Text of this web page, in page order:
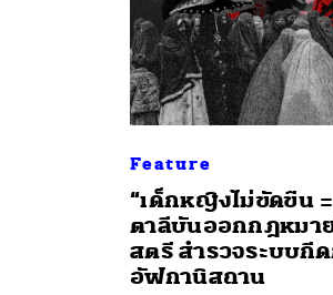
Feature
“เด็กหญิงไม่ขัดขืน
ตาลีบันออกกฎหมา
สตรี สำรวจระบบกี
อัฟกานิสถาน